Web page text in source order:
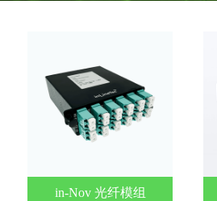
in-Nov 光纤模组